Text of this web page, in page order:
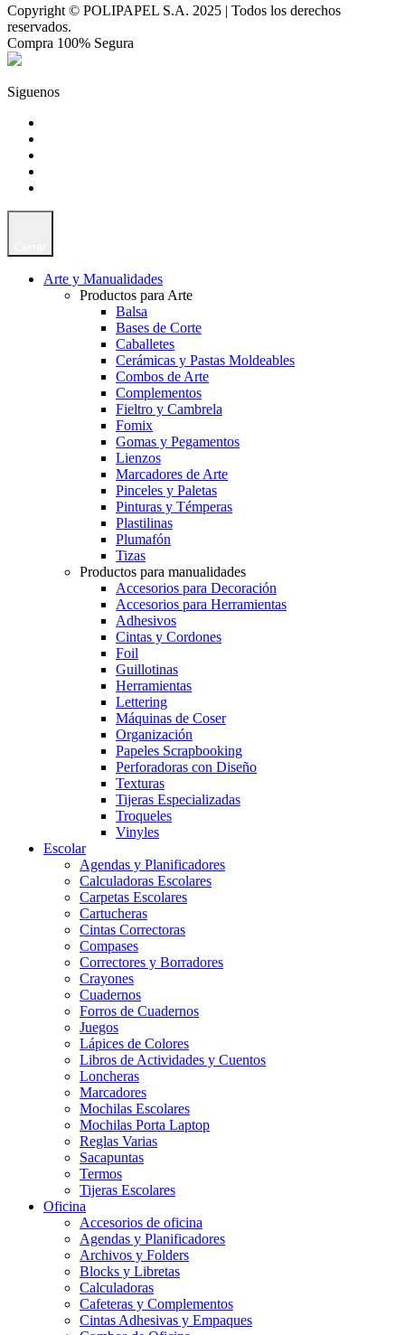
Copyright © POLIPAPEL S.A. 2025 | Todos los derechos
reservados.
Compra 100% Segura
Siguenos
Arte y Manualidades
Productos para Arte
Balsa
Bases de Corte
Caballetes
Cerámicas y Pastas Moldeables
Combos de Arte
Complementos
Fieltro y Cambrela
Fomix
Gomas y Pegamentos
Lienzos
Marcadores de Arte
Pinceles y Paletas
Pinturas y Témperas
Plastilinas
Plumafón
Tizas
Productos para manualidades
Accesorios para Decoración
Accesorios para Herramientas
Adhesivos
Cintas y Cordones
Foil
Guillotinas
Herramientas
Lettering
Máquinas de Coser
Organización
Papeles Scrapbooking
Perforadoras con Diseño
Texturas
Tijeras Especializadas
Troqueles
Vinyles
Escolar
Agendas y Planificadores
Calculadoras Escolares
Carpetas Escolares
Cartucheras
Cintas Correctoras
Compases
Correctores y Borradores
Crayones
Cuadernos
Forros de Cuadernos
Juegos
Lápices de Colores
Libros de Actividades y Cuentos
Loncheras
Marcadores
Mochilas Escolares
Mochilas Porta Laptop
Reglas Varias
Sacapuntas
Termos
Tijeras Escolares
Oficina
Accesorios de oficina
Agendas y Planificadores
Archivos y Folders
Blocks y Libretas
Calculadoras
Cafeteras y Complementos
Cintas Adhesivas y Empaques